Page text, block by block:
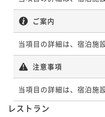
ご案内
当項目の詳細は、宿泊施
注意事項
当項目の詳細は、宿泊施
レストラン